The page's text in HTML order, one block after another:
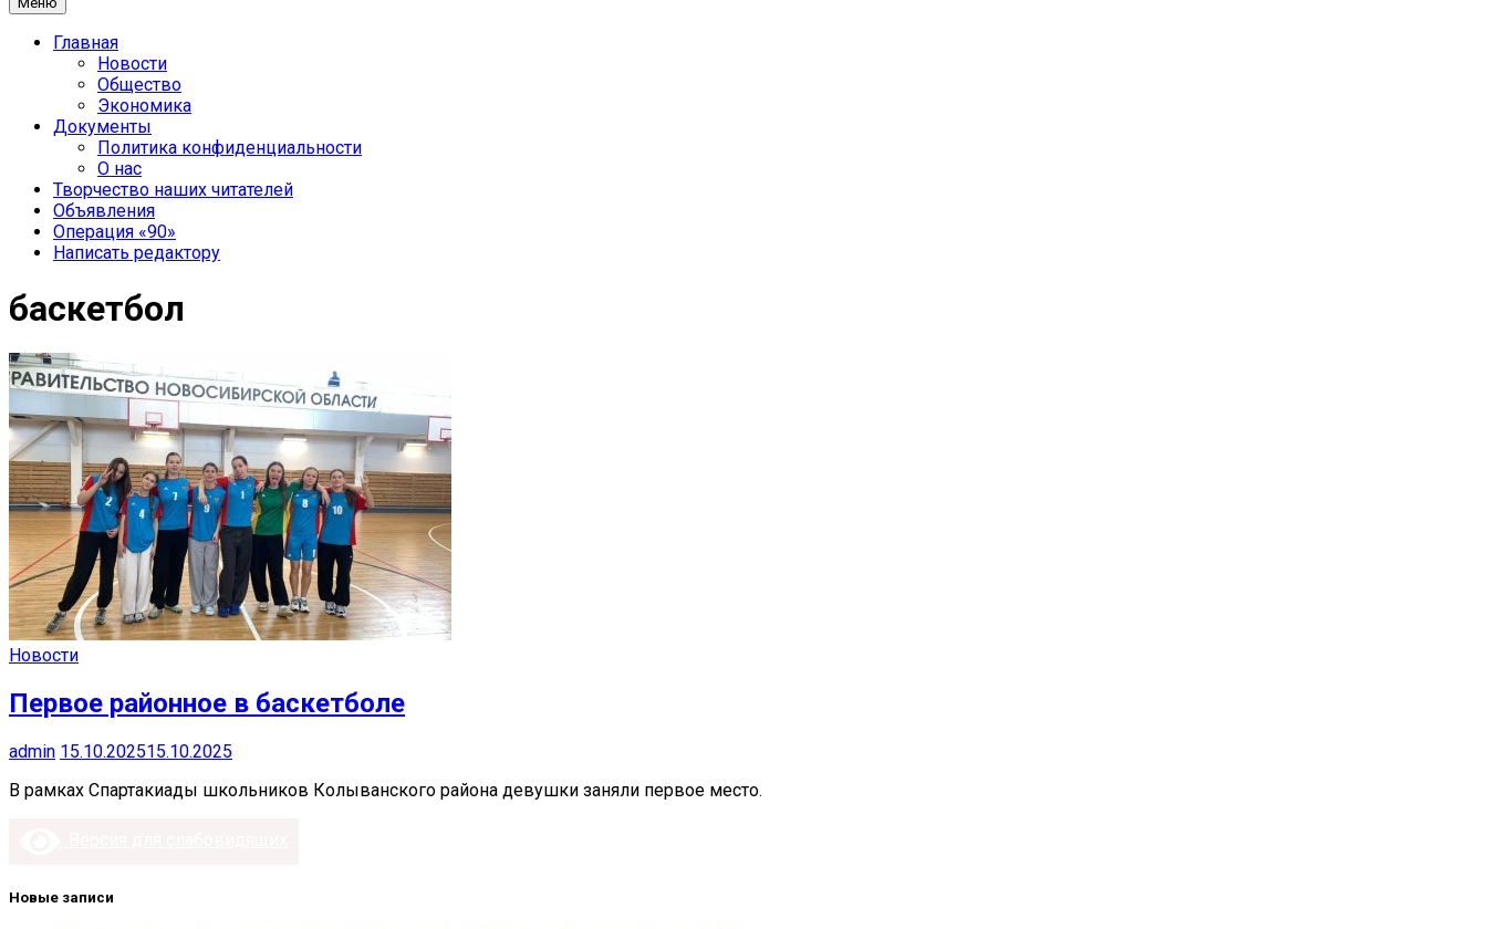
Главная
Новости
Общество
Экономика
Документы
Политика конфиденциальности
О нас
Творчество наших читателей
Объявления
Операция «90»
Написать редактору
баскетбол
Новости
Первое районное в баскетболе
admin 15.10.202515.10.2025
В рамках Спартакиады школьников Колыванского района девушки заняли первое место.
Новые записи